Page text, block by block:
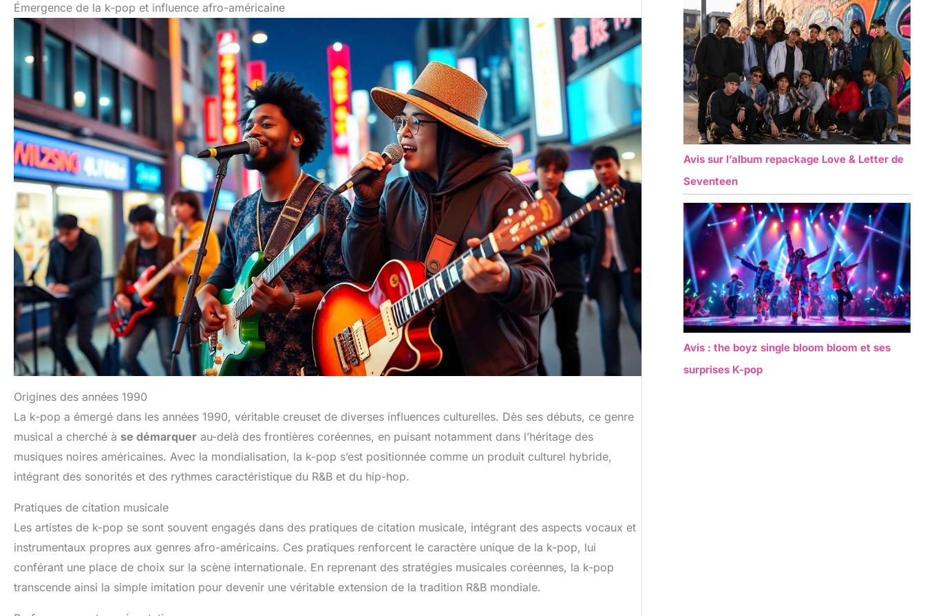
Émergence de la k-pop et influence afro-américaine
Origines des années 1990
La k-pop a émergé dans les années 1990, véritable creuset de diverses influences culturelles. Dès ses débuts, ce genre
musical a cherché à se démarquer au-delà des frontières coréennes, en puisant notamment dans l’héritage des
musiques noires américaines. Avec la mondialisation, la k-pop s’est positionnée comme un produit culturel hybride,
intégrant des sonorités et des rythmes caractéristique du R&B et du hip-hop.
Pratiques de citation musicale
Les artistes de k-pop se sont souvent engagés dans des pratiques de citation musicale, intégrant des aspects vocaux et
instrumentaux propres aux genres afro-américains. Ces pratiques renforcent le caractère unique de la k-pop, lui
conférant une place de choix sur la scène internationale. En reprenant des stratégies musicales coréennes, la k-pop
transcende ainsi la simple imitation pour devenir une véritable extension de la tradition R&B mondiale.
Avis sur l’album repackage Love & Letter de
Seventeen
Avis : the boyz single bloom bloom et ses
surprises K-pop